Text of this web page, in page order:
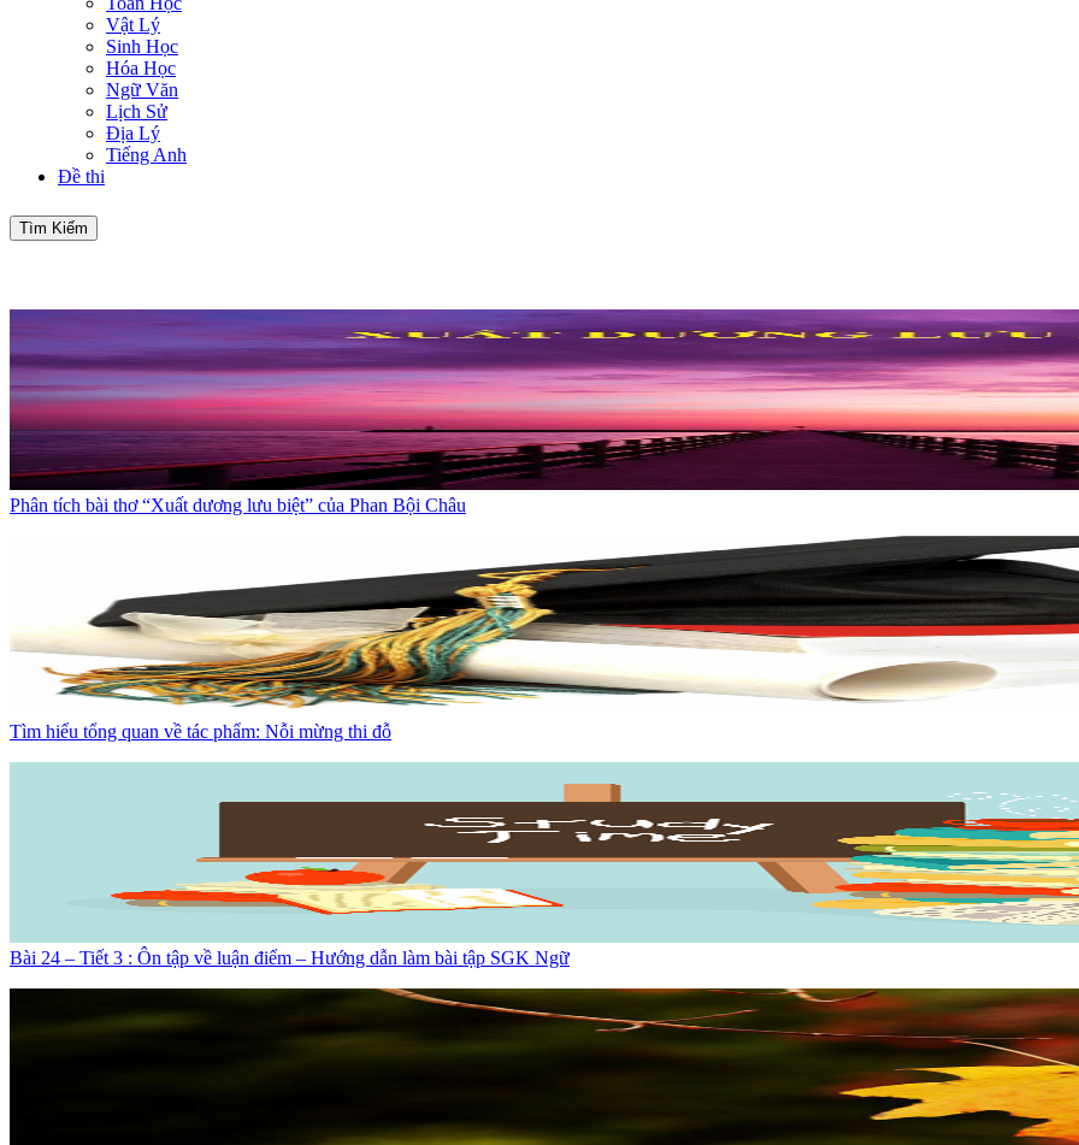
Vật Lý
Sinh Học
Hóa Học
Ngữ Văn
Lịch Sử
Địa Lý
Tiếng Anh
Đề thi
Tìm Kiếm
Phân tích bài thơ “Xuất dương lưu biệt” của Phan Bội Châu
Tìm hiểu tổng quan về tác phẩm: Nỗi mừng thi đỗ
Bài 24 – Tiết 3 : Ôn tập về luận điểm – Hướng dẫn làm bài tập SGK Ngữ